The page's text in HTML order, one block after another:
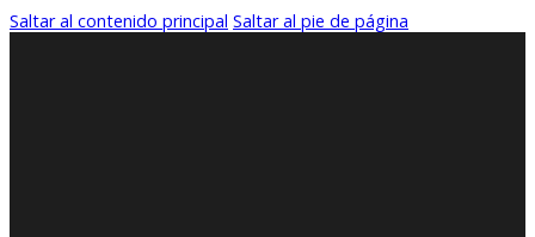
Saltar al contenido principal Saltar al pie de página